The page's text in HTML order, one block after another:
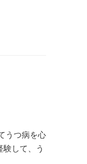
うつ病を心
して、う